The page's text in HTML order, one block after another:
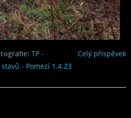
Celý příspěvek
TP -
- Pomezí 1.4.23